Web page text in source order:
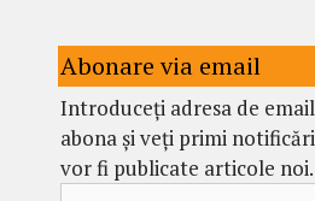
Abonare via email
Introduceți adresa de
abona și veți primi
vor fi publicate articole noi.